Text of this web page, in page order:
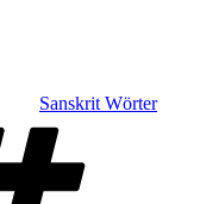
Sanskrit Wörter